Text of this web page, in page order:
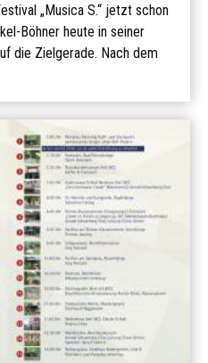
„Musica S.“ jetzt schon
Böhner heute in seiner
die Zielgerade. Nach dem